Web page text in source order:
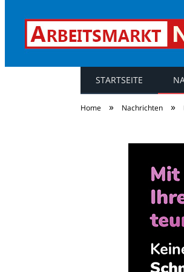
STARTSEITE
Home » Nachrichten »